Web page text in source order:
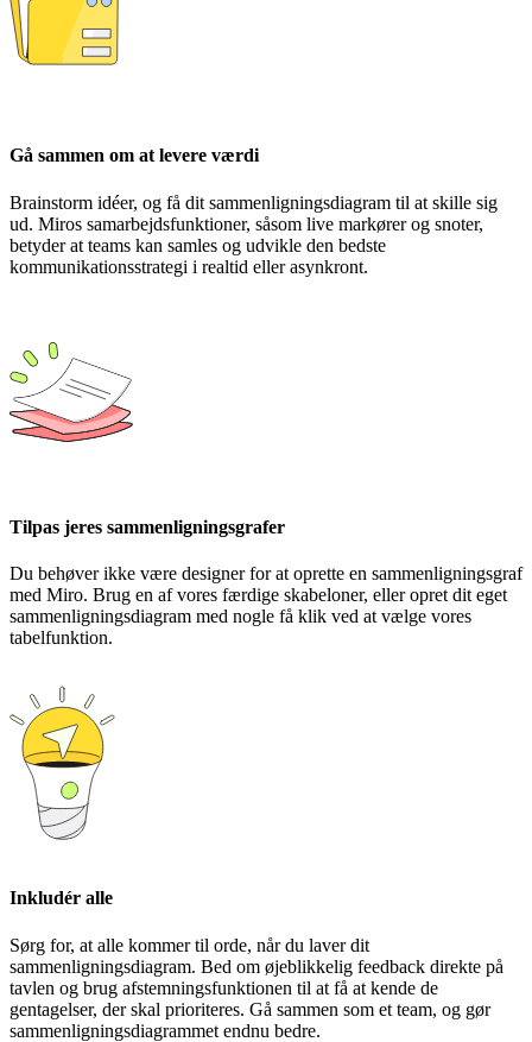
Gå sammen om at levere værdi
Brainstorm idéer, og få dit sammenligningsdiagram til at skille sig
ud. Miros samarbejdsfunktioner, såsom live markører og snoter,
betyder at teams kan samles og udvikle den bedste
kommunikationsstrategi i realtid eller asynkront.
Tilpas jeres sammenligningsgrafer
Du behøver ikke være designer for at oprette en sammenligningsgraf
med Miro. Brug en af vores færdige skabeloner, eller opret dit eget
sammenligningsdiagram med nogle få klik ved at vælge vores
tabelfunktion.
Inkludér alle
Sørg for, at alle kommer til orde, når du laver dit
sammenligningsdiagram. Bed om øjeblikkelig feedback direkte på
tavlen og brug afstemningsfunktionen til at få at kende de
gentagelser, der skal prioriteres. Gå sammen som et team, og gør
sammenligningsdiagrammet endnu bedre.